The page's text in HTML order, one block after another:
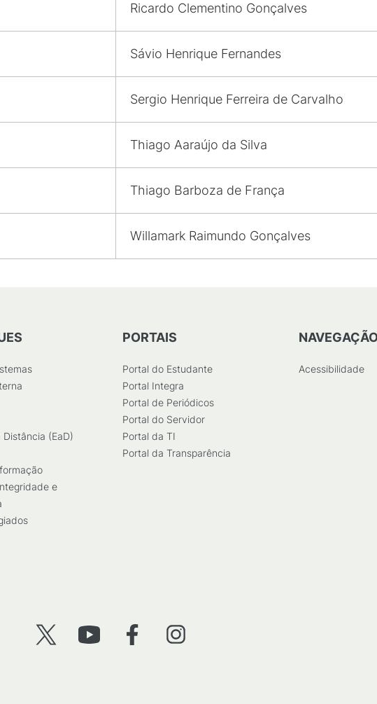
Ricardo Clementino Gonçalves
Sávio Henrique Fernandes
Sergio Henrique Ferreira de Carvalho
Thiago Aaraújo da Silva
Thiago Barboza de França
Willamark Raimundo Gonçalves
(EaD)
e
PORTAIS
Portal do Estudante
Portal Integra
Portal de Periódicos
Portal do Servidor
Portal da TI
Portal da Transparência
Acessibilidade